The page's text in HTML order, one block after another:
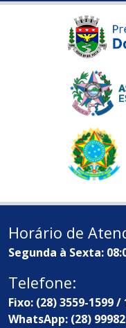
Horário de
Segunda à Sexta:
Telefone:
Fixo: (28) 3559-1599 /
WhatsApp: (28)